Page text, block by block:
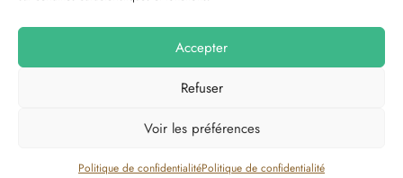
Accepter
Refuser
Voir les préférences
Politique de confidentialitéPolitique de confidentialité
Tous droits réservés Terra Aménagement ｜Copyright © 2026